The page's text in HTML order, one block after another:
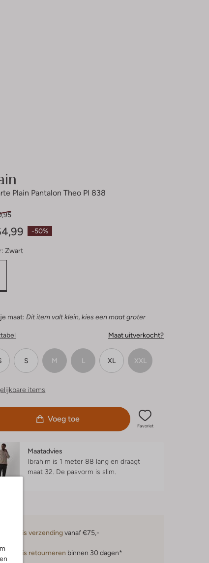
Plain Pantalon Theo Pl 838
-50%
Zwart
maat: Dit item valt klein, kies een maat groter
Maat uitverkocht?
S M L XL XXL
items
Voeg toe
Favoriet
Maatadvies
Ibrahim is 1 meter 88 lang en draagt
maat 32. De pasvorm is slim.
Gratis verzendingvanaf €75,-
Gratis retourneren binnen 30 dagen*